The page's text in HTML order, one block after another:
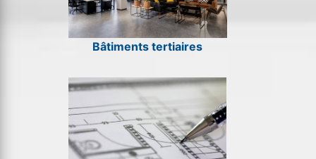
Bâtiments tertiaires